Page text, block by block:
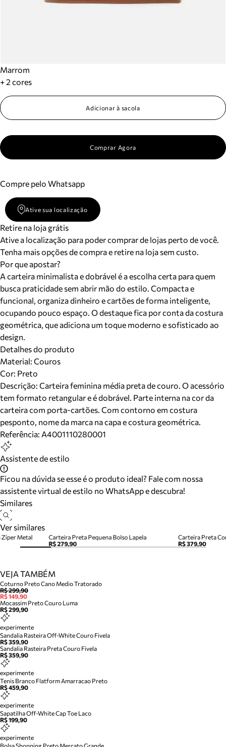
Marrom
+ 2 cores
Adicionar à sacola
Comprar Agora
Compre pelo Whatsapp
Ative sua localização
Retire na loja grátis
Ative a localização para poder comprar de lojas perto de você.
Tenha mais opções de compra e retire na loja sem custo.
Por que apostar?
A carteira minimalista e dobrável é a escolha certa para quem
busca praticidade sem abrir mão do estilo. Compacta e
funcional, organiza dinheiro e cartões de forma inteligente,
ocupando pouco espaço. O destaque fica por conta da costura
geométrica, que adiciona um toque moderno e sofisticado ao
design.
Detalhes do produto
Material: Couros
Cor: Preto
Descrição: Carteira feminina média preta de couro. O acessório
tem formato retangular e é dobrável. Parte interna na cor da
carteira com porta-cartões. Com contorno em costura
pesponto, nome da marca na capa e costura geométrica.
Referência: A4001110280001
Assistente de estilo
Ficou na dúvida se esse é o produto ideal? Fale com nossa
assistente virtual de estilo no WhatsApp e descubra!
Similares
Ver similares
Carteira Preta Pequena Bolso Lapela
R$ 279,90
Carteira Preta
R$ 379,90
Zíper Metal
VEJA TAMBÉM
Coturno Preto Cano Medio Tratorado
R$ 299,90
R$ 149,90
Mocassim Preto Couro Luma
R$ 299,90
experimente
Sandalia Rasteira Off-White Couro Fivela
R$ 359,90
Sandalia Rasteira Preta Couro Fivela
R$ 359,90
experimente
Tenis Branco Flatform Amarracao Preto
R$ 459,90
experimente
Sapatilha Off-White Cap Toe Laco
R$ 199,90
experimente
Bolsa Shopping Preto Mercato Grande